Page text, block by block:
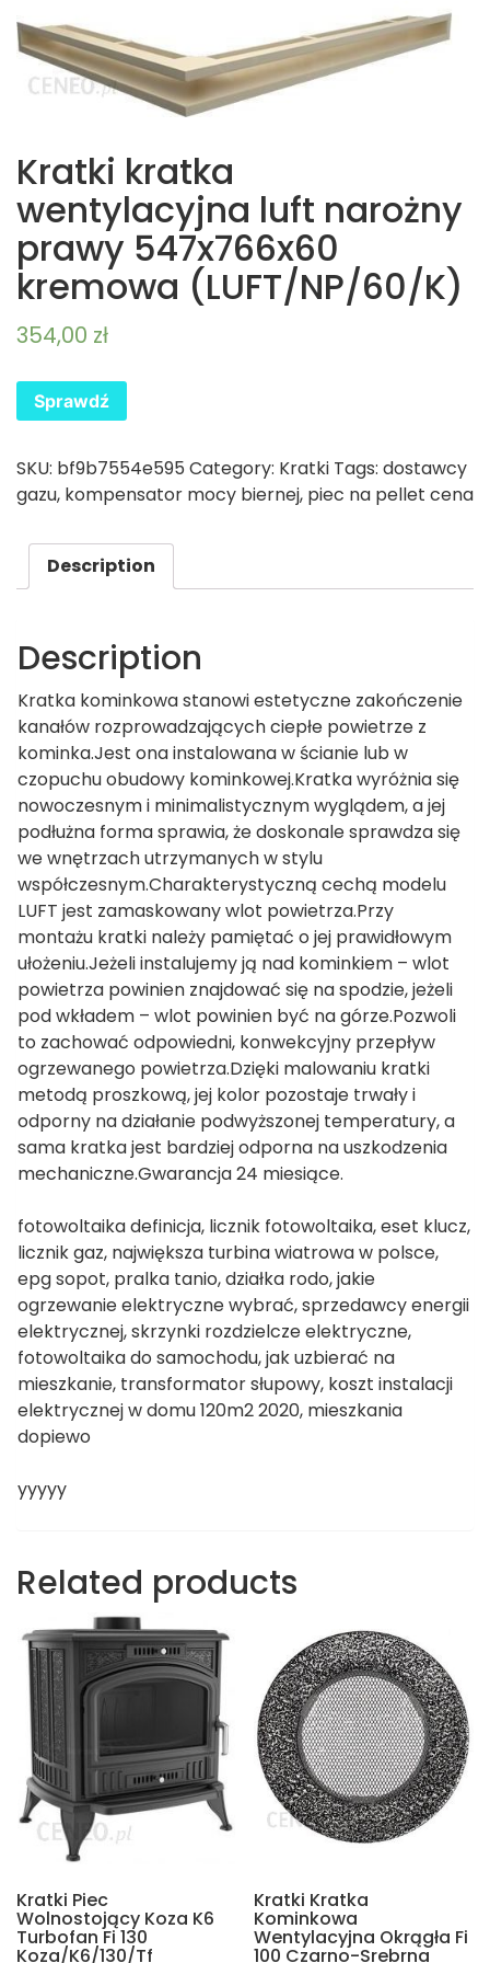
Kratki kratka
wentylacyjna luft narożny
prawy 547x766x60
kremowa (LUFT/NP/60/K)
354,00 zł
Sprawdź
SKU: bf9b7554e595 Category: Kratki Tags: dostawcy
gazu, kompensator mocy biernej, piec na pellet cena
Description
Description
Kratka kominkowa stanowi estetyczne zakończenie
kanałów rozprowadzających ciepłe powietrze z
kominka.Jest ona instalowana w ścianie lub w
czopuchu obudowy kominkowej.Kratka wyróżnia się
nowoczesnym i minimalistycznym wyglądem, a jej
podłużna forma sprawia, że doskonale sprawdza się
we wnętrzach utrzymanych w stylu
współczesnym.Charakterystyczną cechą modelu
LUFT jest zamaskowany wlot powietrza.Przy
montażu kratki należy pamiętać o jej prawidłowym
ułożeniu.Jeżeli instalujemy ją nad kominkiem – wlot
powietrza powinien znajdować się na spodzie, jeżeli
pod wkładem – wlot powinien być na górze.Pozwoli
to zachować odpowiedni, konwekcyjny przepływ
ogrzewanego powietrza.Dzięki malowaniu kratki
metodą proszkową, jej kolor pozostaje trwały i
odporny na działanie podwyższonej temperatury, a
sama kratka jest bardziej odporna na uszkodzenia
mechaniczne.Gwarancja 24 miesiące.
fotowoltaika definicja, licznik fotowoltaika, eset klucz,
licznik gaz, największa turbina wiatrowa w polsce,
epg sopot, pralka tanio, działka rodo, jakie
ogrzewanie elektryczne wybrać, sprzedawcy energii
elektrycznej, skrzynki rozdzielcze elektryczne,
fotowoltaika do samochodu, jak uzbierać na
mieszkanie, transformator słupowy, koszt instalacji
elektrycznej w domu 120m2 2020, mieszkania
dopiewo
yyyyy
Related products
Kratki Piec
Wolnostojący Koza K6
Turbofan Fi 130
Koza/K6/130/Tf
Kratki Kratka
Kominkowa
Wentylacyjna Okrągła Fi
100 Czarno-Srebrna